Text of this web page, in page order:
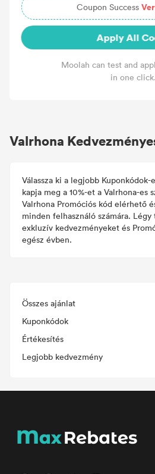
Coupon Success
Apply All
Moolah can test and
in one click.
Valrhona
Válassza ki a legjobb Kuponkódok-
kapja meg a 10%-et a Valrhona-es
Valrhona Promóciós kód elérhető
minden felhasználó számára.
exkluzív kedvezményeket és
egész évben.
Összes ajánlat
Kuponkódok
Értékesítés
Legjobb kedvezmény